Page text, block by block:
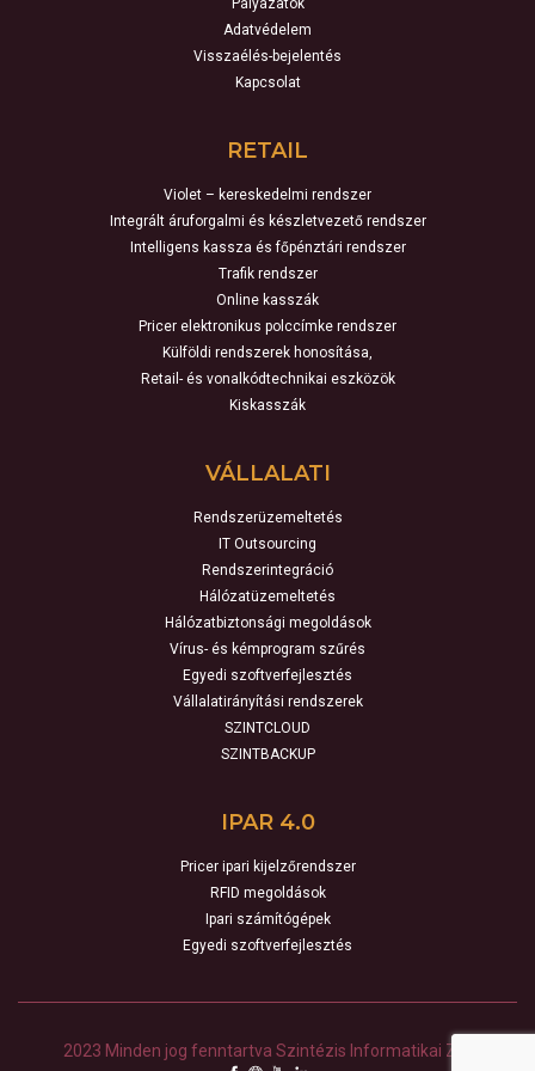
Pályázatok
Adatvédelem
Visszaélés-bejelentés
Kapcsolat
RETAIL
Violet – kereskedelmi rendszer
Integrált áruforgalmi és készletvezető rendszer
Intelligens kassza és főpénztári rendszer
Trafik rendszer
Online kasszák
Pricer elektronikus polccímke rendszer
Külföldi rendszerek honosítása,
Retail- és vonalkódtechnikai eszközök
Kiskasszák
VÁLLALATI
Rendszerüzemeltetés
IT Outsourcing
Rendszerintegráció
Hálózatüzemeltetés
Hálózatbiztonsági megoldások
Vírus- és kémprogram szűrés
Egyedi szoftverfejlesztés
Vállalatirányítási rendszerek
SZINTCLOUD
SZINTBACKUP
IPAR 4.0
Pricer ipari kijelzőrendszer
RFID megoldások
Ipari számítógépek
Egyedi szoftverfejlesztés
2023 Minden jog fenntartva Szintézis Informatikai Zrt.